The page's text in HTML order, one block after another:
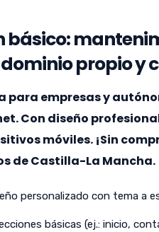
básico:
propio y
para empresas y
Con diseño
móviles. ¡Sin
de Castilla-La Mancha.
personalizado con tema a
básicas (ej.: inicio,